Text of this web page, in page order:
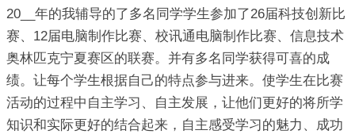
20__年的我辅导的了多名同学学生参加了26届科技创新比
赛、12届电脑制作比赛、校讯通电脑制作比赛、信息技术
奥林匹克宁夏赛区的联赛。并有多名同学获得可喜的成
绩。让每个学生根据自己的特点参与进来。使学生在比赛
活动的过程中自主学习、自主发展，让他们更好的将所学
知识和实际更好的结合起来，自主感受学习的魅力、成功